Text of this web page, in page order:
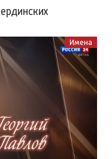
Имена